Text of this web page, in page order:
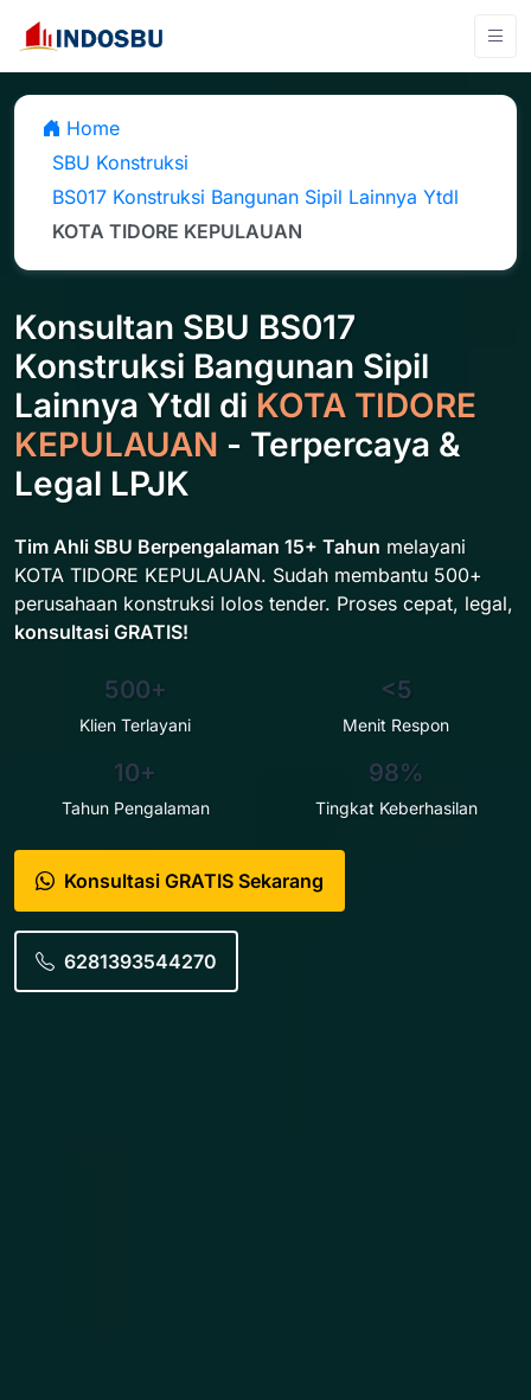
Home
SBU Konstruksi
BS017 Konstruksi Bangunan Sipil Lainnya Ytdl
KOTA TIDORE KEPULAUAN
Konsultan SBU BS017
Konstruksi Bangunan Sipil
Lainnya Ytdl di KOTA TIDORE
KEPULAUAN - Terpercaya &
Legal LPJK
Tim Ahli SBU Berpengalaman 15+ Tahun melayani
KOTA TIDORE KEPULAUAN. Sudah membantu 500+
perusahaan konstruksi lolos tender. Proses cepat, legal,
konsultasi GRATIS!
500+
Klien Terlayani
<5
Menit Respon
10+
Tahun Pengalaman
98%
Tingkat Keberhasilan
Konsultasi GRATIS Sekarang
6281393544270